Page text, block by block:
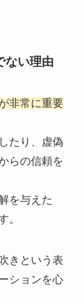
ない理由
非常に重要
たり、虚偽
らの信頼を
を与えた
。
きという表
ションを心